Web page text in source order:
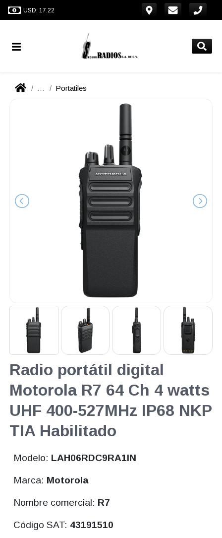
USD: 17.22
... Portatiles
Radio portátil digital
Motorola R7 64 Ch 4 watts
UHF 400-527MHz IP68 NKP
TIA Habilitado
Modelo: LAH06RDC9RA1IN
Marca: Motorola
Nombre comercial: R7
Código SAT: 43191510